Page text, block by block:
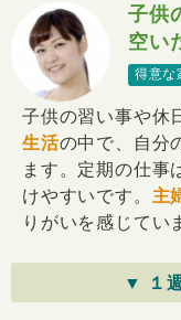
子供
空い
得意な
子供の習い事や休
生活の中で、自分
ます。定期の仕事
けやすいです。 主
りがいを感じてい
▼ １